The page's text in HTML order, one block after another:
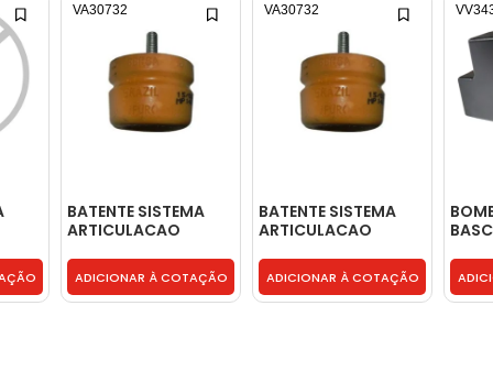
BATENTE SISTEMA
ARTICULACAO
BC455B357AA
ADICIONAR À COTAÇÃO
VA30732
BATENTE SISTEMA
ARTICULACAO
BC455B357AA
ADICIONAR À COTAÇÃO
VA30732